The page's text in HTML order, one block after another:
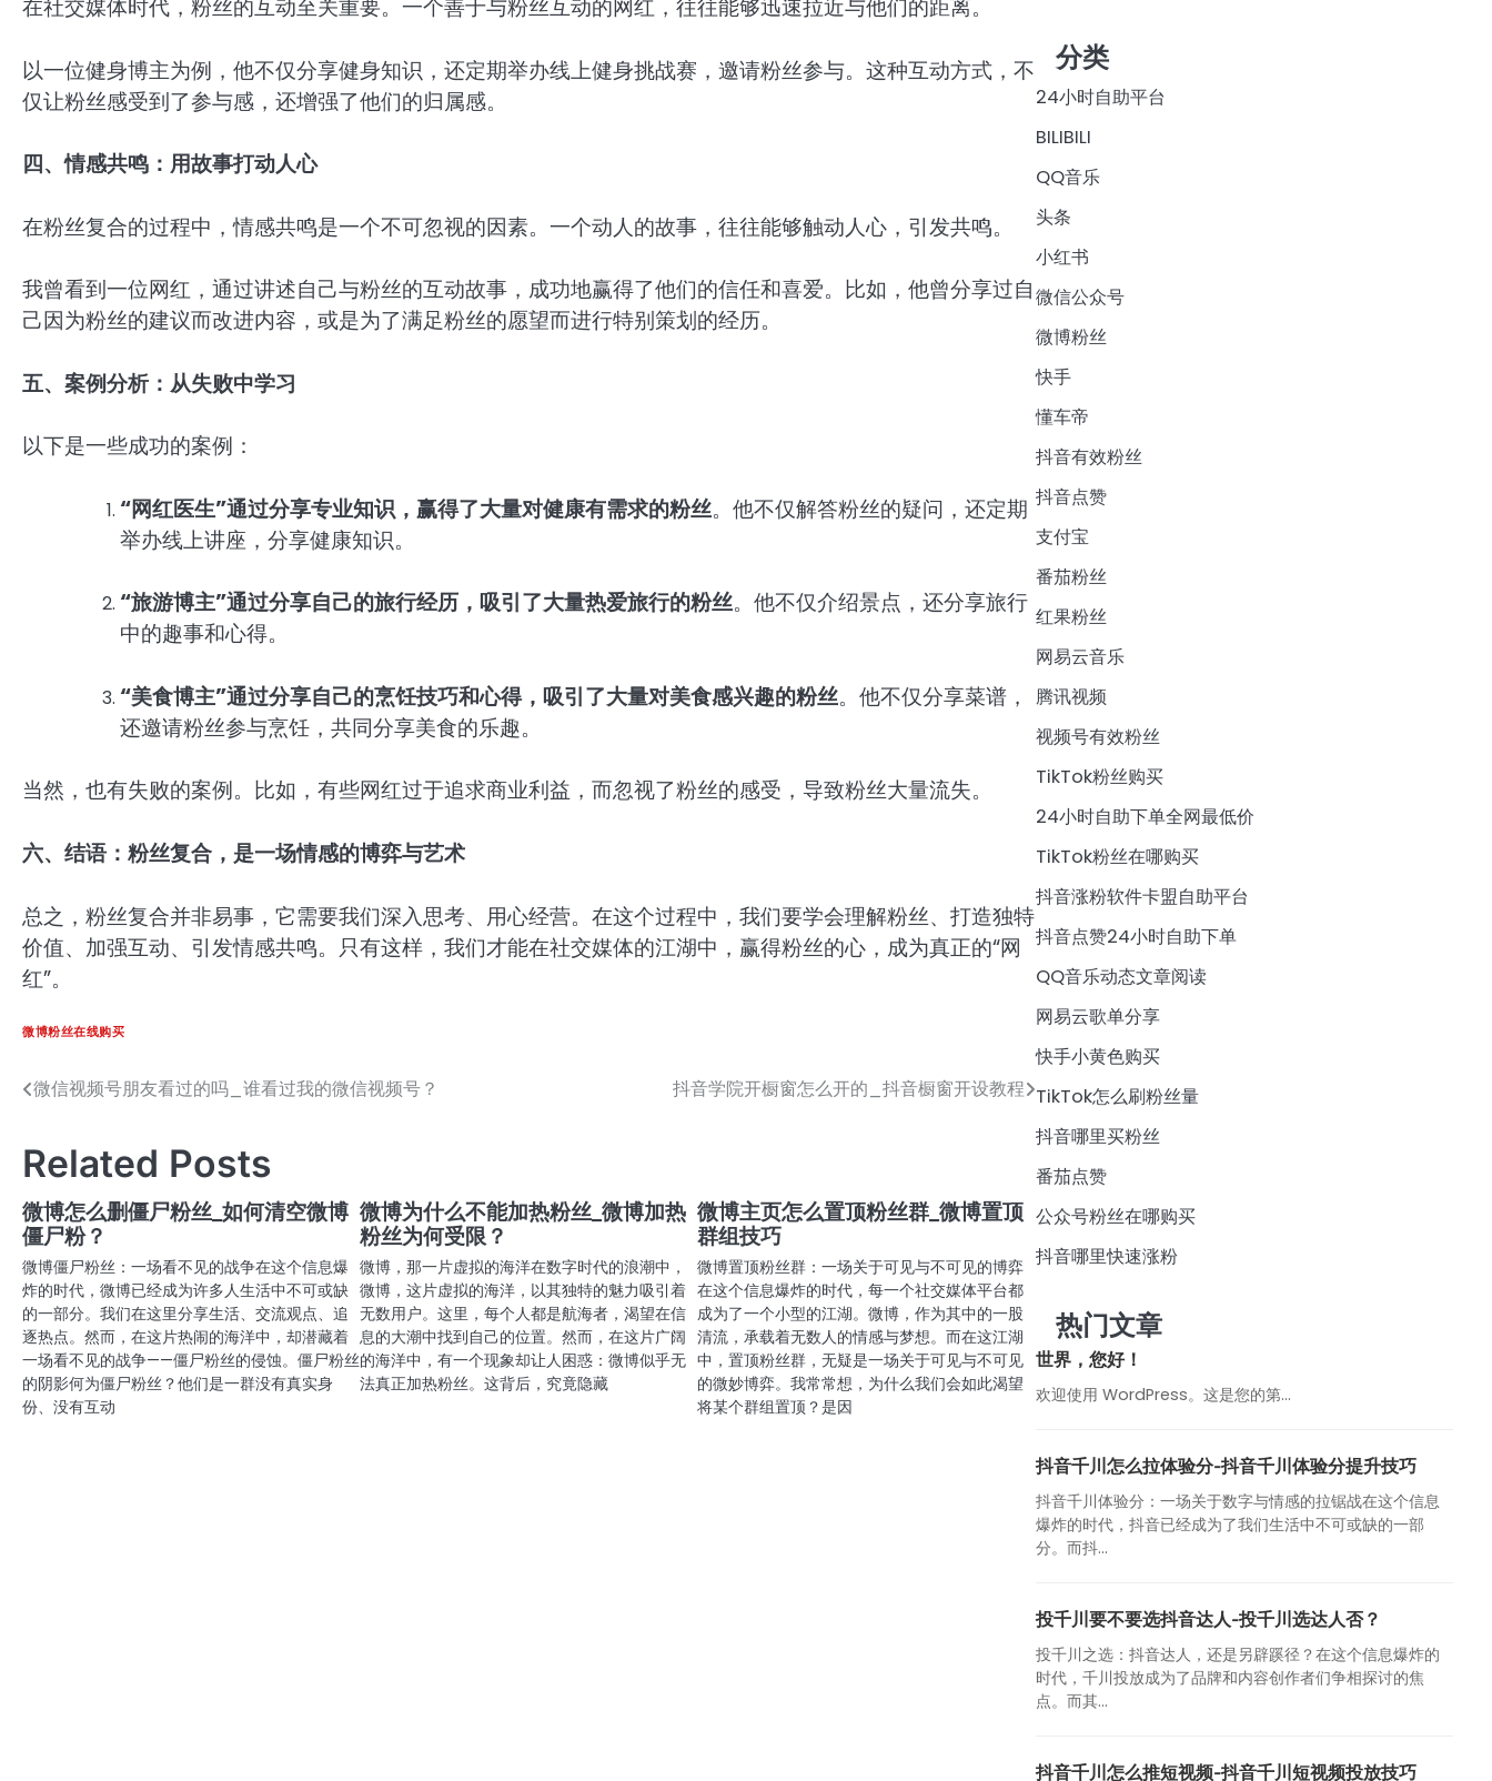
在社交媒体时代，粉丝的互动至关重要。一个善于与粉丝互动的网红，往往能够迅速拉近与他们的距离。
以一位健身博主为例，他不仅分享健身知识，还定期举办线上健身挑战赛，邀请粉丝参与。这种互动方式，不
仅让粉丝感受到了参与感，还增强了他们的归属感。
四、情感共鸣：用故事打动人心
在粉丝复合的过程中，情感共鸣是一个不可忽视的因素。一个动人的故事，往往能够触动人心，引发共鸣。
我曾看到一位网红，通过讲述自己与粉丝的互动故事，成功地赢得了他们的信任和喜爱。比如，他曾分享过自
己因为粉丝的建议而改进内容，或是为了满足粉丝的愿望而进行特别策划的经历。
五、案例分析：从失败中学习
以下是一些成功的案例：
“网红医生”通过分享专业知识，赢得了大量对健康有需求的粉丝。他不仅解答粉丝的疑问，还定期
举办线上讲座，分享健康知识。
“旅游博主”通过分享自己的旅行经历，吸引了大量热爱旅行的粉丝。他不仅介绍景点，还分享旅行
中的趣事和心得。
“美食博主”通过分享自己的烹饪技巧和心得，吸引了大量对美食感兴趣的粉丝。他不仅分享菜谱，
还邀请粉丝参与烹饪，共同分享美食的乐趣。
当然，也有失败的案例。比如，有些网红过于追求商业利益，而忽视了粉丝的感受，导致粉丝大量流失。
六、结语：粉丝复合，是一场情感的博弈与艺术
总之，粉丝复合并非易事，它需要我们深入思考、用心经营。在这个过程中，我们要学会理解粉丝、打造独特
价值、加强互动、引发情感共鸣。只有这样，我们才能在社交媒体的江湖中，赢得粉丝的心，成为真正的“网
红”。
微博粉丝在线购买
文
导
航
微信视频号朋友看过的吗_谁看过我的微信视频号？ 抖音学院开橱窗怎么开的_抖音橱窗开设教程
Related Posts
微博怎么删僵尸粉丝_如何清空微博
僵尸粉？
微博僵尸粉丝：一场看不见的战争在这个信息爆
炸的时代，微博已经成为许多人生活中不可或缺
的一部分。我们在这里分享生活、交流观点、追
逐热点。然而，在这片热闹的海洋中，却潜藏着
一场看不见的战争——僵尸粉丝的侵蚀。僵尸粉丝
的阴影何为僵尸粉丝？他们是一群没有真实身
份、没有互动
微博为什么不能加热粉丝_微博加热
粉丝为何受限？
微博，那一片虚拟的海洋在数字时代的浪潮中，
微博，这片虚拟的海洋，以其独特的魅力吸引着
无数用户。这里，每个人都是航海者，渴望在信
息的大潮中找到自己的位置。然而，在这片广阔
的海洋中，有一个现象却让人困惑：微博似乎无
法真正加热粉丝。这背后，究竟隐藏
微博主页怎么置顶粉丝群_微博置顶
群组技巧
微博置顶粉丝群：一场关于可见与不可见的博弈
在这个信息爆炸的时代，每一个社交媒体平台都
成为了一个小型的江湖。微博，作为其中的一股
清流，承载着无数人的情感与梦想。而在这江湖
中，置顶粉丝群，无疑是一场关于可见与不可见
的微妙博弈。我常常想，为什么我们会如此渴望
将某个群组置顶？是因
分类
24小时自助平台
BILIBILI
QQ音乐
头条
小红书
微信公众号
微博粉丝
快手
懂车帝
抖音有效粉丝
抖音点赞
支付宝
番茄粉丝
红果粉丝
网易云音乐
腾讯视频
视频号有效粉丝
TikTok粉丝购买
24小时自助下单全网最低价
TikTok粉丝在哪购买
抖音涨粉软件卡盟自助平台
抖音点赞24小时自助下单
QQ音乐动态文章阅读
网易云歌单分享
快手小黄色购买
TikTok怎么刷粉丝量
抖音哪里买粉丝
番茄点赞
公众号粉丝在哪购买
抖音哪里快速涨粉
热门文章
世界，您好！
欢迎使用 WordPress。这是您的第…
抖音千川怎么拉体验分-抖音千川体验分提升技巧
抖音千川体验分：一场关于数字与情感的拉锯战在这个信息
爆炸的时代，抖音已经成为了我们生活中不可或缺的一部
分。而抖...
投千川要不要选抖音达人-投千川选达人否？
投千川之选：抖音达人，还是另辟蹊径？在这个信息爆炸的
时代，千川投放成为了品牌和内容创作者们争相探讨的焦
点。而其...
抖音千川怎么推短视频-抖音千川短视频投放技巧